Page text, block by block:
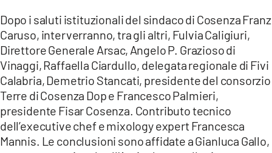
Dopo i saluti istituzionali del sindaco di Cosenza Franz
Caruso, interverranno, tra gli altri, Fulvia Caligiuri,
Direttore Generale Arsac, Angelo P. Grazioso di
Vinaggi, Raffaella Ciardullo, delegata regionale di Fivi
Calabria, Demetrio Stancati, presidente del consorzio
Terre di Cosenza Dop e Francesco Palmieri,
presidente Fisar Cosenza. Contributo tecnico
dell’executive chef e mixology expert Francesca
Mannis. Le conclusioni sono affidate a Gianluca Gallo,